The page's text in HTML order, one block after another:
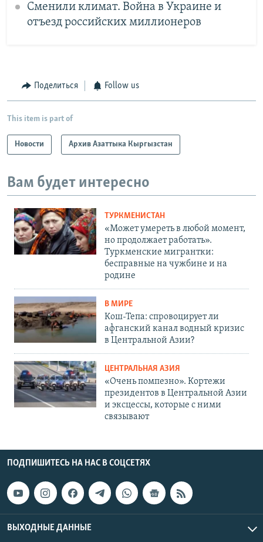
Сменили климат. Война в Украине и
отъезд российских миллионеров
Поделиться Follow us
This item is part of
Новости Архив Азаттыка Кыргызстан
Вам будет интересно
ТУРКМЕНИСТАН
«Может умереть в любой момент,
но продолжает работать».
Туркменские мигрантки:
бесправные на чужбине и на
родине
В МИРЕ
Кош-Тепа: спровоцирует ли
афганский канал водный кризис
в Центральной Азии?
ЦЕНТРАЛЬНАЯ АЗИЯ
«Очень помпезно». Кортежи
президентов в Центральной Азии
и эксцессы, которые с ними
связывают
ПОДПИШИТЕСЬ НА НАС В СОЦСЕТЯХ
ВЫХОДНЫЕ ДАННЫЕ